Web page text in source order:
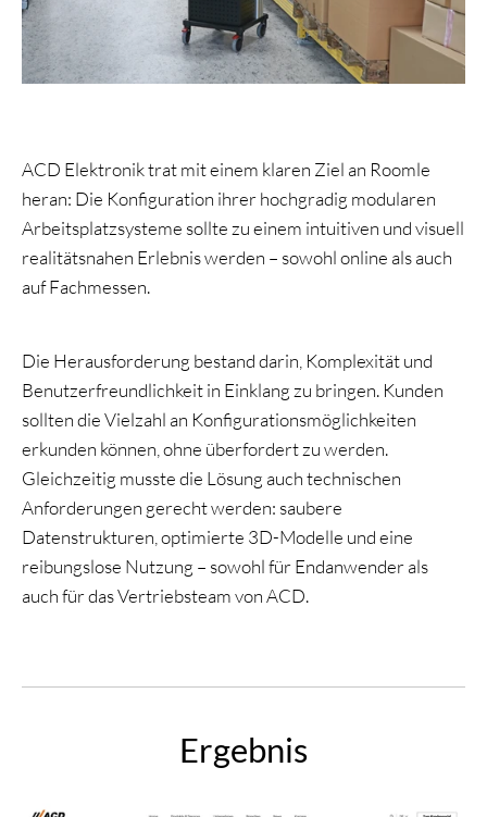
ACD Elektronik trat mit einem klaren Ziel an Roomle
heran: Die Konfiguration ihrer hochgradig modularen
Arbeitsplatzsysteme sollte zu einem intuitiven und visuell
realitätsnahen Erlebnis werden – sowohl online als auch
auf Fachmessen.
Die Herausforderung bestand darin, Komplexität und
Benutzerfreundlichkeit in Einklang zu bringen. Kunden
sollten die Vielzahl an Konfigurationsmöglichkeiten
erkunden können, ohne überfordert zu werden.
Gleichzeitig musste die Lösung auch technischen
Anforderungen gerecht werden: saubere
Datenstrukturen, optimierte 3D-Modelle und eine
reibungslose Nutzung – sowohl für Endanwender als
auch für das Vertriebsteam von ACD.
Ergebnis